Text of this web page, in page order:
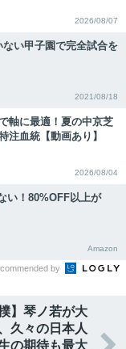
2026/08/07
い甲子園で完全試合を
2021/08/18
軸に最適！夏の中京芝
注血統【動画あり】
2026/08/04
い！80%OFF以上が
Amazon
by
】琴ノ若が大
久々の日本人
の期待も最大